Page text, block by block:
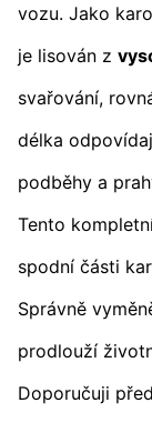
vozu. Jako
je lisován z
svařování,
délka
podběhy a
Tento
spodní části
Správně
prodlouží
Doporučuji